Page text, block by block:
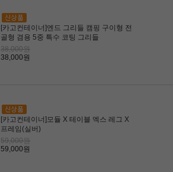
[카고컨테이너]엔드 그리들 캠핑 구이형 전
골형 겸용 5중 특수 코팅 그리들
38,000원
38,000원
[카고컨테이너]모듈 X 테이블 엑스 레그 X
프레임(실버)
59,000원
59,000원